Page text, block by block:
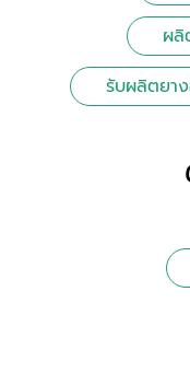
ผลิ
รับผลิตยา